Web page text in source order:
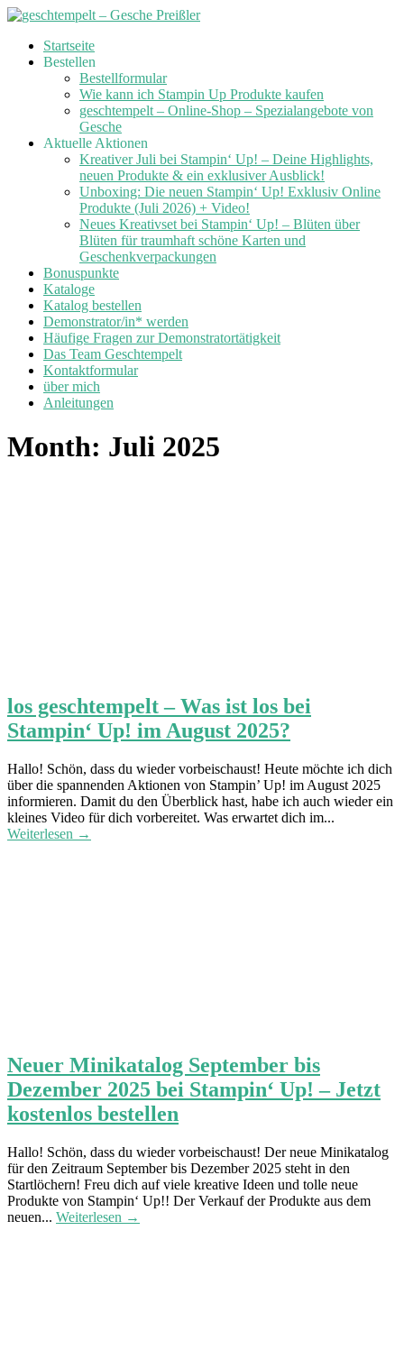
Skip
Startseite
Bestellen
Bestellformular
Wie kann ich Stampin Up Produkte kaufen
geschtempelt – Online-Shop – Spezialangebote von
Gesche
Aktuelle Aktionen
Kreativer Juli bei Stampin‘ Up! – Deine Highlights,
neuen Produkte & ein exklusiver Ausblick!
Unboxing: Die neuen Stampin‘ Up! Exklusiv Online
Produkte (Juli 2026) + Video!
Neues Kreativset bei Stampin‘ Up! – Blüten über
Blüten für traumhaft schöne Karten und
Geschenkverpackungen
Bonuspunkte
Kataloge
Katalog bestellen
Demonstrator/in* werden
Häufige Fragen zur Demonstratortätigkeit
Das Team Geschtempelt
Kontaktformular
über mich
Anleitungen
Month: Juli 2025
los geschtempelt – Was ist los bei
Stampin‘ Up! im August 2025?
Hallo! Schön, dass du wieder vorbeischaust! Heute möchte ich dich
über die spannenden Aktionen von Stampin’ Up! im August 2025
informieren. Damit du den Überblick hast, habe ich auch wieder ein
kleines Video für dich vorbereitet. Was erwartet dich im...
Weiterlesen →
Neuer Minikatalog September bis
Dezember 2025 bei Stampin‘ Up! – Jetzt
kostenlos bestellen
Hallo! Schön, dass du wieder vorbeischaust! Der neue Minikatalog
für den Zeitraum September bis Dezember 2025 steht in den
Startlöchern! Freu dich auf viele kreative Ideen und tolle neue
Produkte von Stampin‘ Up!! Der Verkauf der Produkte aus dem
neuen... Weiterlesen →